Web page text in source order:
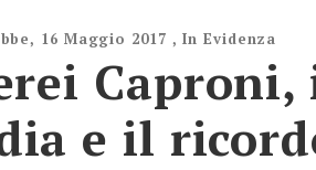
, 16 Maggio 2017 ,In Evidenza
Caproni,
e il